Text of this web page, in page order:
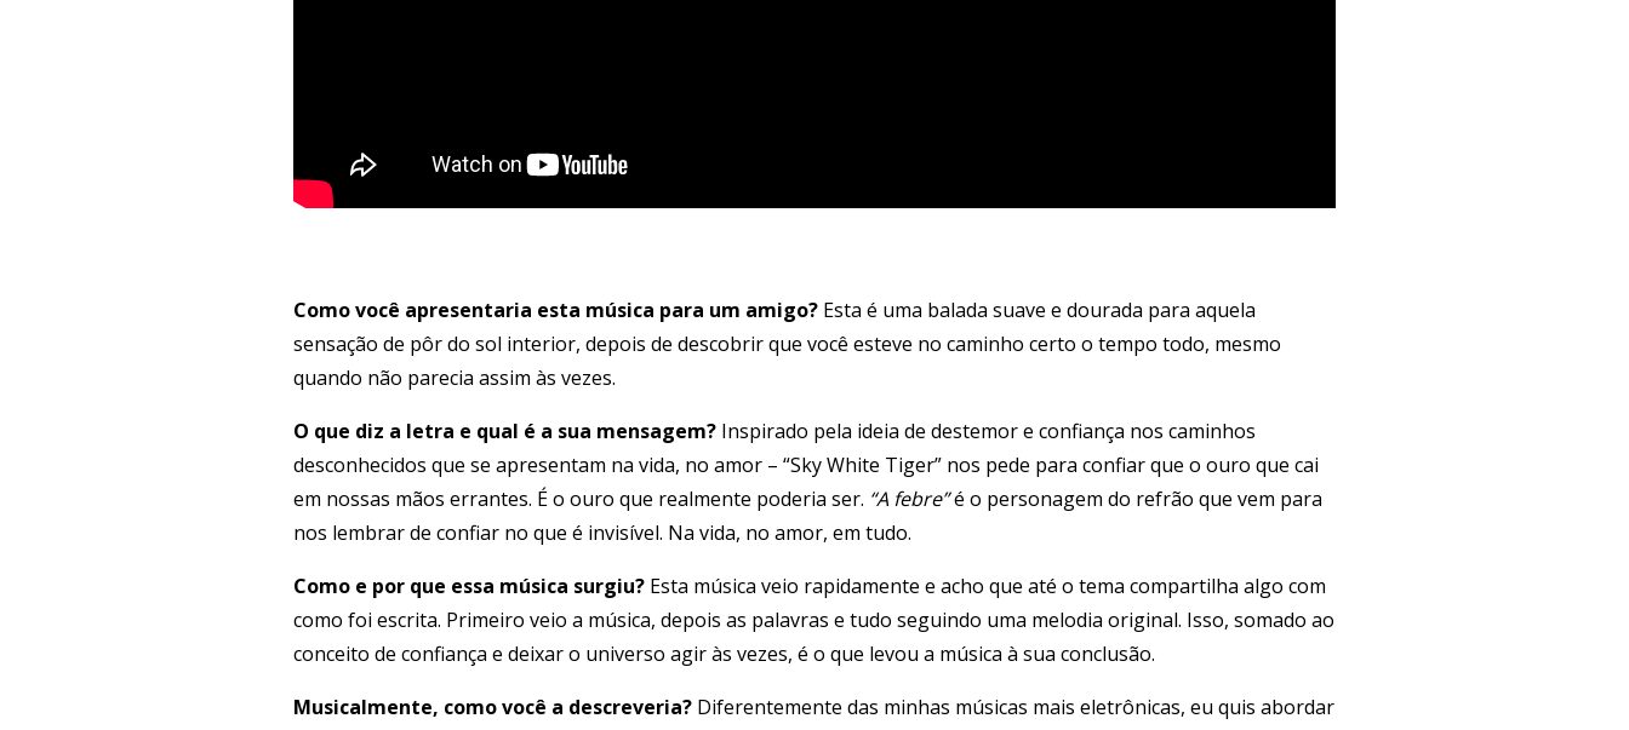
Como você apresentaria esta música para um amigo? Esta é uma balada suave e dourada para aquela
sensação de pôr do sol interior, depois de descobrir que você esteve no caminho certo o tempo todo, mesmo
quando não parecia assim às vezes.
O que diz a letra e qual é a sua mensagem? Inspirado pela ideia de destemor e confiança nos caminhos
desconhecidos que se apresentam na vida, no amor – “Sky White Tiger” nos pede para confiar que o ouro que cai
em nossas mãos errantes. É o ouro que realmente poderia ser. “A febre”é o personagem do refrão que vem para
nos lembrar de confiar no que é invisível. Na vida, no amor, em tudo.
Como e por que essa música surgiu? Esta música veio rapidamente e acho que até o tema compartilha algo com
como foi escrita. Primeiro veio a música, depois as palavras e tudo seguindo uma melodia original. Isso, somado ao
conceito de confiança e deixar o universo agir às vezes, é o que levou a música à sua conclusão.
Musicalmente, como você a descreveria? Diferentemente das minhas músicas mais eletrônicas, eu quis abordar